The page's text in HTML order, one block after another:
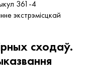
361-4
экстрэмісцкай
сходаў.